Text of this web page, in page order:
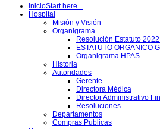
Intranet
Quipux
InicioStart here...
Hospital
Misión y Visión
Organigrama
Resolución Estatuto
ESTATUTO ORGANICO
Organigrama HPAS
Historia
Autoridades
Gerente
Directora Médica
Director Administrativo
Resoluciones
Departamentos
Compras Publicas